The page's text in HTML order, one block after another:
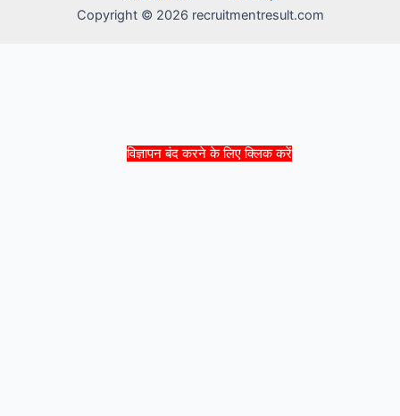
विज्ञापन बंद करने के लिए क्लिक करें
Copyright © 2026 recruitmentresult.com